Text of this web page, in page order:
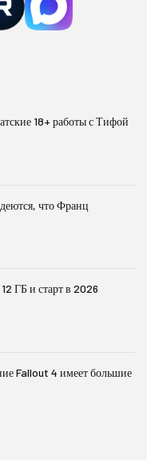
18+ работы с Тифой
что Франц
ГБ и старт в 2026
Fallout 4 имеет большие